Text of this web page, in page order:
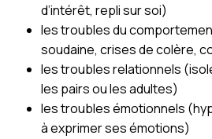
d’intérêt, repli sur soi)
les troubles du
soudaine, crises de colère,
les troubles relationnels
les pairs ou les adultes)
les troubles émotionnels
à exprimer ses émotions)